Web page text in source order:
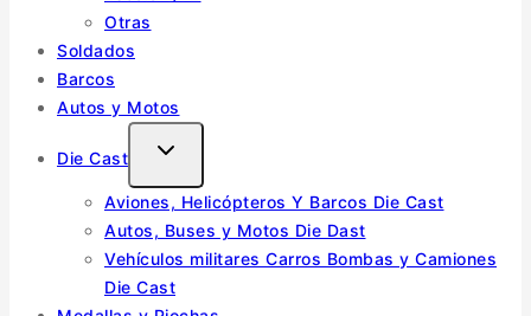
Otras
Soldados
Barcos
Autos y Motos
Die Cast
Aviones, Helicópteros Y Barcos Die Cast
Autos, Buses y Motos Die Dast
Vehículos militares Carros Bombas y Camiones
Die Cast